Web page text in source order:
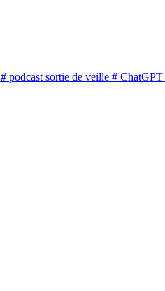
# podcast sortie de veille # ChatGPT